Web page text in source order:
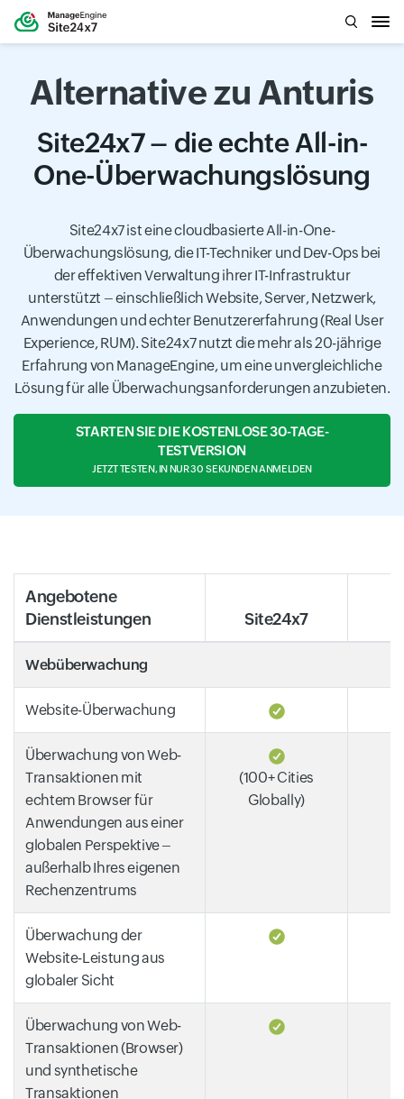
Alternative zu Anturis
Site24x7 – die echte All-in-
One-Überwachungslösung
Site24x7 ist eine cloudbasierte All-in-One-
Überwachungslösung, die IT-Techniker und Dev-Ops bei
der effektiven Verwaltung ihrer IT-Infrastruktur
unterstützt – einschließlich Website, Server, Netzwerk,
Anwendungen und echter Benutzererfahrung (Real User
Experience, RUM). Site24x7 nutzt die mehr als 20-jährige
Erfahrung von ManageEngine, um eine unvergleichliche
Lösung für alle Überwachungsanforderungen anzubieten.
STARTEN SIE DIE KOSTENLOSE 30-TAGE-
TESTVERSION
JETZT TESTEN, IN NUR 30 SEKUNDEN ANMELDEN
Angebotene
Dienstleistungen
Site24x7
Webüberwachung
Website-Überwachung
Überwachung von Web-
Transaktionen mit
echtem Browser für
Anwendungen aus einer
globalen Perspektive –
außerhalb Ihres eigenen
Rechenzentrums
(100+ Cities
Globally)
Überwachung der
Website-Leistung aus
globaler Sicht
Überwachung von Web-
Transaktionen (Browser)
und synthetische
Transaktionen